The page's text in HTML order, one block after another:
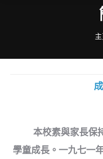
本校素與家長保持
學童成長。一九七一